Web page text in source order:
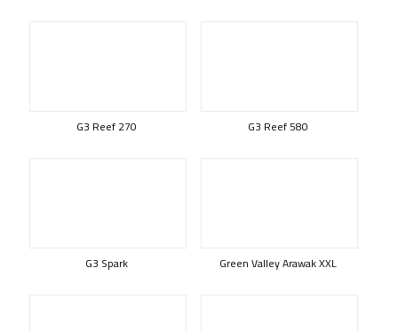
G3 Reef 270 G3 Reef 580
G3 Spark Green Valley Arawak XXL